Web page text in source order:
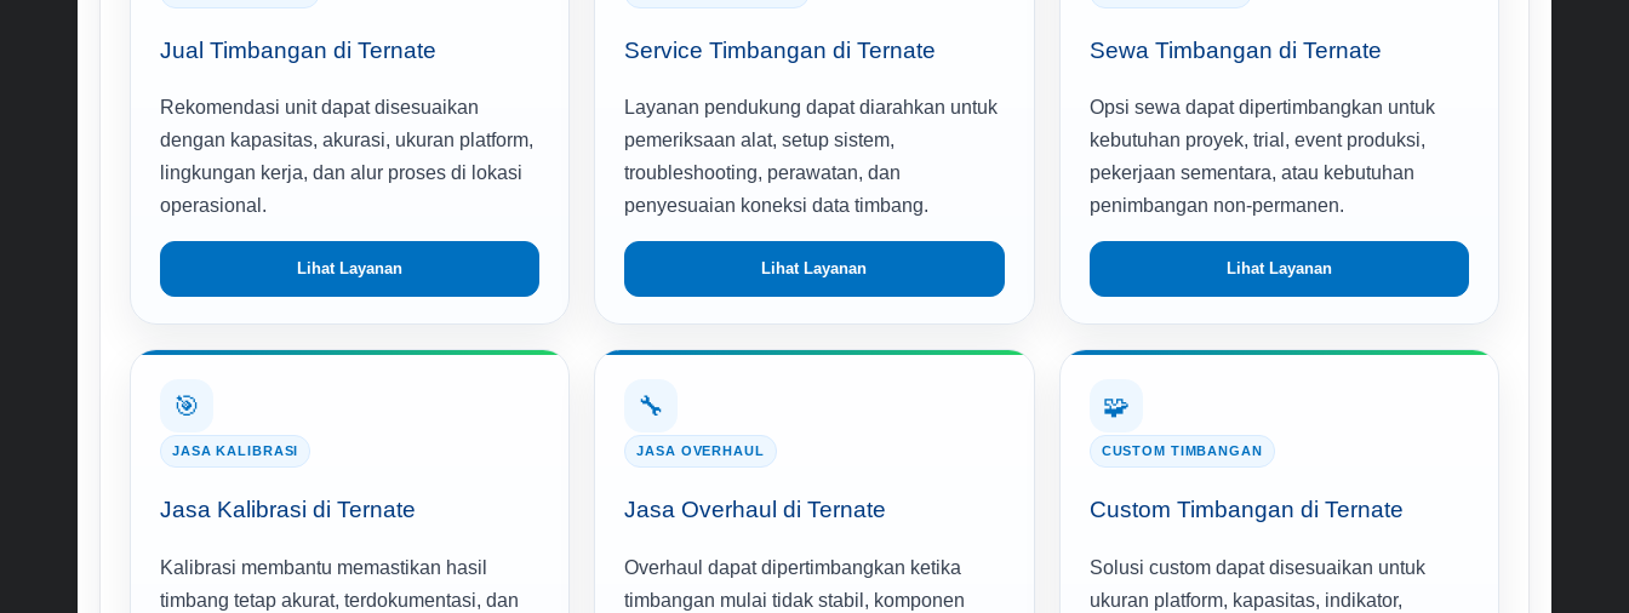
Jual Timbangan di Ternate
Rekomendasi unit dapat disesuaikan
dengan kapasitas, akurasi, ukuran platform,
lingkungan kerja, dan alur proses di lokasi
operasional.
Lihat Layanan
Service Timbangan di Ternate
Layanan pendukung dapat diarahkan untuk
pemeriksaan alat, setup sistem,
troubleshooting, perawatan, dan
penyesuaian koneksi data timbang.
Lihat Layanan
Sewa Timbangan di Ternate
Opsi sewa dapat dipertimbangkan untuk
kebutuhan proyek, trial, event produksi,
pekerjaan sementara, atau kebutuhan
penimbangan non-permanen.
Lihat Layanan
🎯
JASA KALIBRASI
Jasa Kalibrasi di Ternate
Kalibrasi membantu memastikan hasil
timbang tetap akurat, terdokumentasi, dan
🔧
JASA OVERHAUL
Jasa Overhaul di Ternate
Overhaul dapat dipertimbangkan ketika
timbangan mulai tidak stabil, komponen
🧩
CUSTOM TIMBANGAN
Custom Timbangan di Ternate
Solusi custom dapat disesuaikan untuk
ukuran platform, kapasitas, indikator,